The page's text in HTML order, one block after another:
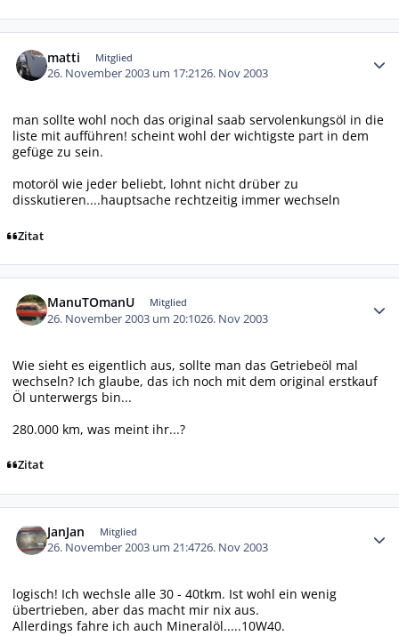
matti Mitglied
26. November 2003 um 17:2126. Nov 2003
man sollte wohl noch das original saab servolenkungsöl in die
liste mit aufführen! scheint wohl der wichtigste part in dem
gefüge zu sein.
motoröl wie jeder beliebt, lohnt nicht drüber zu
disskutieren....hauptsache rechtzeitig immer wechseln
Zitat
ManuTOmanU Mitglied
26. November 2003 um 20:1026. Nov 2003
Wie sieht es eigentlich aus, sollte man das Getriebeöl mal
wechseln? Ich glaube, das ich noch mit dem original erstkauf
Öl unterwergs bin...
280.000 km, was meint ihr...?
Zitat
JanJan Mitglied
26. November 2003 um 21:4726. Nov 2003
logisch! Ich wechsle alle 30 - 40tkm. Ist wohl ein wenig
übertrieben, aber das macht mir nix aus.
Allerdings fahre ich auch Mineralöl.....10W40.